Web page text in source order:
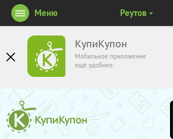
КупиКупон
Мобильное приложение
ещё удобнее
Меню Реутов